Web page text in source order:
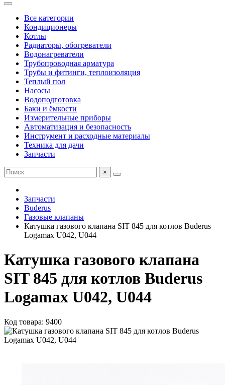
Все категории
Кондиционеры
Котлы
Радиаторы, обогреватели
Водонагреватели
Трубопроводная арматура
Трубы и фитинги, теплоизоляция
Теплый пол
Насосы
Водоподготовка
Баки и ёмкости
Измерительные приборы
Автоматизация и безопасность
Инструмент и расходные материалы
Техника для дачи
Запчасти
×
Запчасти
Buderus
Газовые клапаны
Катушка газового клапана SIT 845 для котлов Buderus
Logamax U042, U044
Катушка газового клапана
SIT 845 для котлов Buderus
Logamax U042, U044
Код товара: 9400